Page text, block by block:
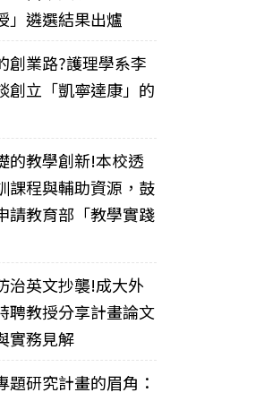
」遴選結果出爐
創業路?護理學系李
創立「凱寧達康」的
的教學創新!本校透
課程與輔助資源，鼓
請教育部「教學實踐
治英文抄襲!成大外
聘教授分享計畫論文
實務見解
題研究計畫的眉角：